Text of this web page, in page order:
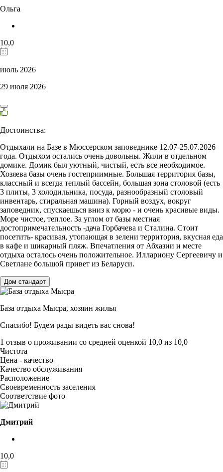
Ольга
10,0
июль 2026
29 июля 2026
Достоинства:
Отдыхали на Базе в Мюссерском заповеднике 12.07-25.07.2026
года. Отдыхом остались очень довольны. Жили в отдельном
домике. Домик был уютный, чистый, есть все необходимое.
Хозяева базы очень гостеприимные. Большая территория базы,
классный и всегда теплый бассейн, большая зона столовой (есть
3 плиты, 3 холодильника, посуда, разнообразный столовый
инвентарь, стиральная машина). Горный воздух, вокруг
заповедник, спускаешься вниз к морю - и очень красивые виды.
Море чистое, теплое. За углом от базы местная
достопримечательность -дача Горбачева и Сталина. Стоит
посетить- красивая, утопающая в зелени территория, вкусная еда
в кафе и шикарный пляж. Впечатления от Абхазии и месте
отдыха осталось очень положительное. Иллариону Сергеевичу и
Светлане большой привет из Беларуси.
Дом стандарт
База отдыха Мысра, хозяин жилья
Спасибо! Будем рады видеть вас снова!
1 отзыв о проживании со средней оценкой 10,0 из 10,0
Чистота
Цена - качество
Качество обслуживания
Расположение
Своевременность заселения
Соответствие фото
Дмитрий
10,0